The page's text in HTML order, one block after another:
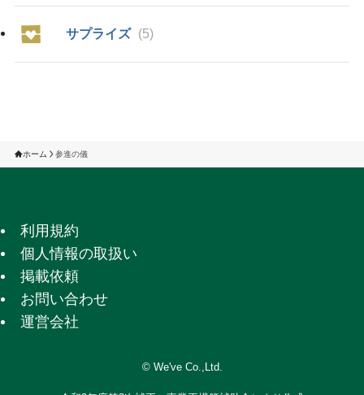
サプライズ (5)
ホーム 参進の儀
利用規約
個人情報の取扱い
掲載依頼
お問い合わせ
運営会社
©We've Co.,Ltd.